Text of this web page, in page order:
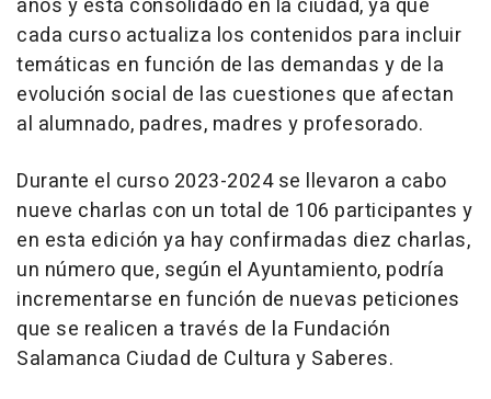
años y está consolidado en la ciudad, ya que
cada curso actualiza los contenidos para incluir
temáticas en función de las demandas y de la
evolución social de las cuestiones que afectan
al alumnado, padres, madres y profesorado.
Durante el curso 2023-2024 se llevaron a cabo
nueve charlas con un total de 106 participantes y
en esta edición ya hay confirmadas diez charlas,
un número que, según el Ayuntamiento, podría
incrementarse en función de nuevas peticiones
que se realicen a través de la Fundación
Salamanca Ciudad de Cultura y Saberes.